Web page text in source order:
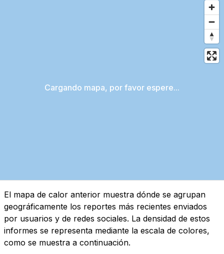
Cargando mapa, por favor espere...
El mapa de calor anterior muestra dónde se agrupan
geográficamente los reportes más recientes enviados
por usuarios y de redes sociales. La densidad de estos
informes se representa mediante la escala de colores,
como se muestra a continuación.